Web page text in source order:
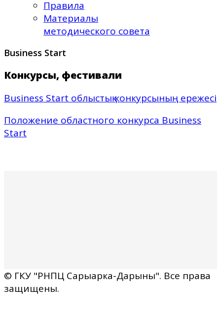
Правила
Материалы
методического совета
Business Start
Конкурсы, фестивали
Business Start облыстық конкурсының ережесі
Положение областного конкурса Business
Start
© ГКУ "РНПЦ Сарыарка-Дарыны". Все права
защищены.